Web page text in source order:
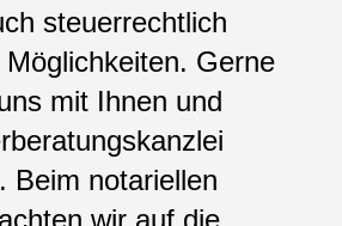
steuerrechtlich
Gerne
mit Ihnen und
Beim notariellen
wir auf die